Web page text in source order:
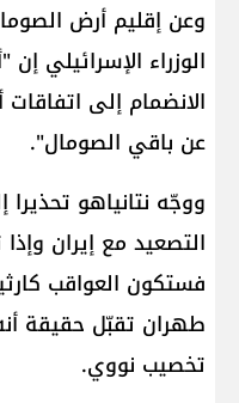
وعن إقليم ​أرض
الوزراء الإسرائيلي
الانضمام إلى
عن باقي الصومال".
ووجّه نتانياهو تحذيرا
التصعيد مع إيران
فستكون العواقب
طهران تقبّل حقيقة
تخصيب نووي.